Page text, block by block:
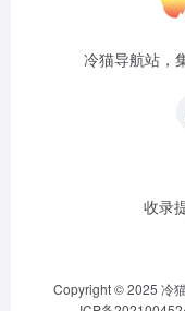
冷猫导航站，
收录
Copyright © 2025 冷